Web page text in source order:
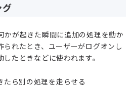
かが起きた瞬間に追加の処理を動か
られたとき、ユーザーがログオンし
たときなどに使われます。
たら別の処理を走らせる